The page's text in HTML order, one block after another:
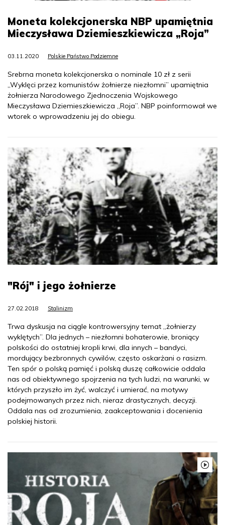
Moneta kolekcjonerska NBP upamiętnia
Mieczysława Dziemieszkiewicza „Roja”
03.11.2020 Polskie Państwo Podziemne
Srebrna moneta kolekcjonerska o nominale 10 zł z serii
„Wyklęci przez komunistów żołnierze niezłomni” upamiętnia
żołnierza Narodowego Zjednoczenia Wojskowego
Mieczysława Dziemieszkiewicza „Roja”. NBP poinformował we
wtorek o wprowadzeniu jej do obiegu.
"Rój" i jego żołnierze
27.02.2018 Stalinizm
Trwa dyskusja na ciągle kontrowersyjny temat „żołnierzy
wyklętych”. Dla jednych – niezłomni bohaterowie, broniący
polskości do ostatniej kropli krwi, dla innych – bandyci,
mordujący bezbronnych cywilów, często oskarżani o rasizm.
Ten spór o polską pamięć i polską duszę całkowicie oddala
nas od obiektywnego spojrzenia na tych ludzi, na warunki, w
których przyszło im żyć, walczyć i umierać, na motywy
podejmowanych przez nich, nieraz drastycznych, decyzji.
Oddala nas od zrozumienia, zaakceptowania i docenienia
polskiej historii.